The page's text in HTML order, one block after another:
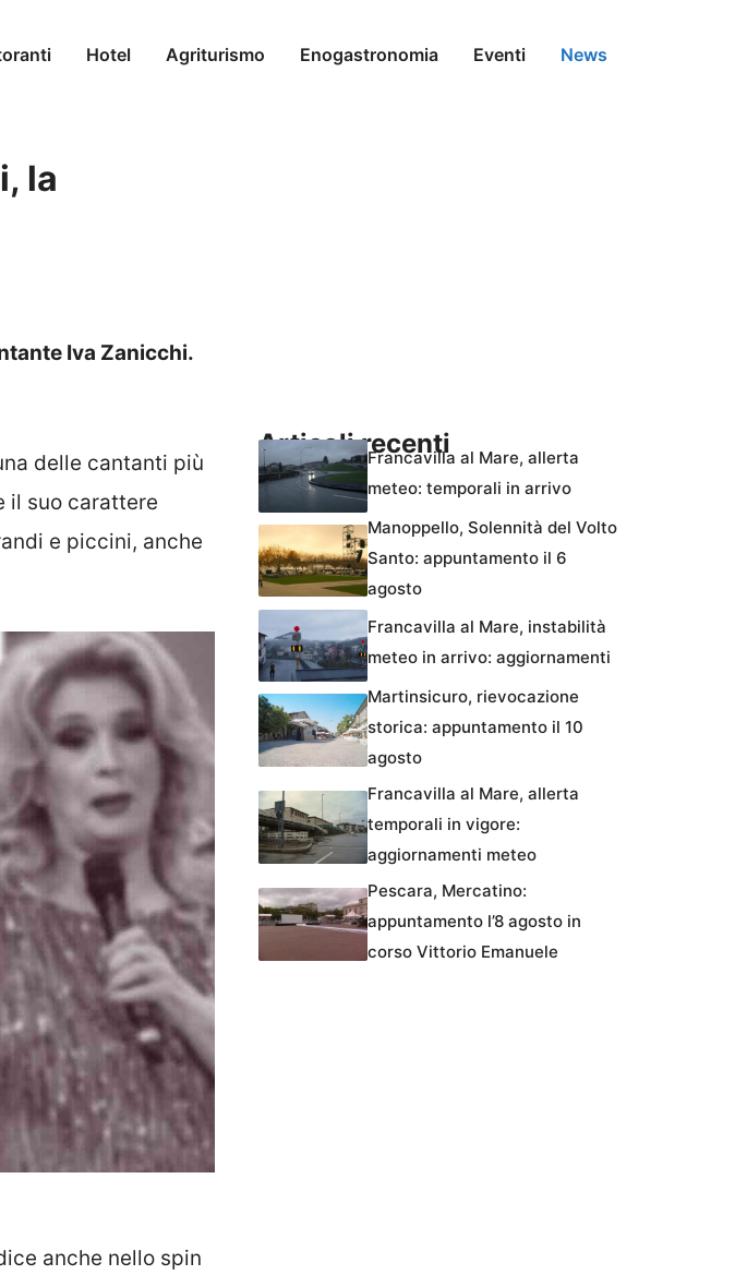
Hotel Agriturismo Enogastronomia Eventi News
la
Iva Zanicchi.
delle cantanti più
il suo carattere
e piccini, anche
anche nello spin
Articoli recentiFrancavilla al Mare, allerta
meteo: temporali in arrivo
Manoppello, Solennità del Volto
Santo: appuntamento il 6
agosto
Francavilla al Mare, instabilità
meteo in arrivo: aggiornamenti
Martinsicuro, rievocazione
storica: appuntamento il 10
agosto
Francavilla al Mare, allerta
temporali in vigore:
aggiornamenti meteo
Pescara, Mercatino:
appuntamento l’8 agosto in
corso Vittorio Emanuele